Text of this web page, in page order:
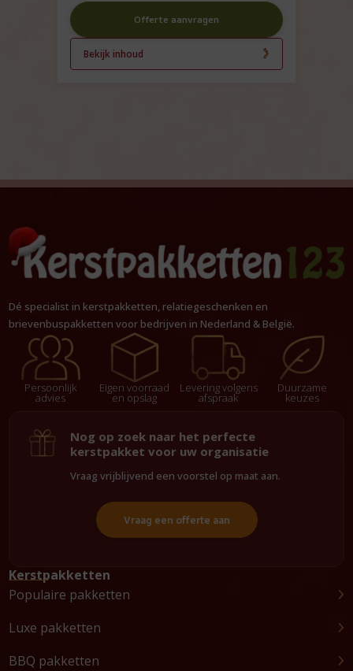
Offerte aanvragen
Bekijk inhoud
Dé specialist in kerstpakketten, relatiegeschenken en
brievenbuspakketten voor bedrijven in Nederland & België.
Persoonlijk
advies
Eigen voorraad
en opslag
Levering volgens
afspraak
Duurzame
keuzes
Nog op zoek naar het perfecte
kerstpakket voor uw organisatie
Vraag vrijblijvend een voorstel op maat aan.
Vraag een offerte aan
Kerstpakketten
Populaire pakketten
Luxe pakketten
BBQ pakketten